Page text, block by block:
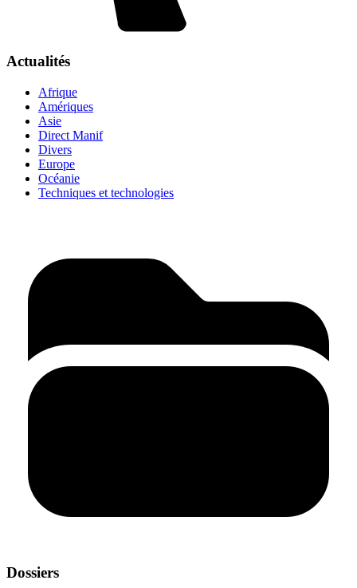
Actualités
Afrique
Amériques
Asie
Direct Manif
Divers
Europe
Océanie
Techniques et technologies
Dossiers